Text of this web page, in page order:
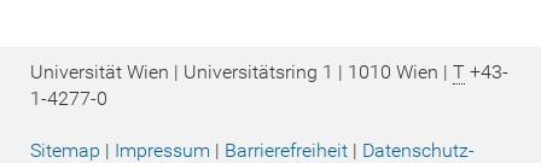
Universität Wien | Universitätsring 1 | 1010 Wien | T +43-
1-4277-0
Sitemap | Impressum | Barrierefreiheit | Datenschutz­